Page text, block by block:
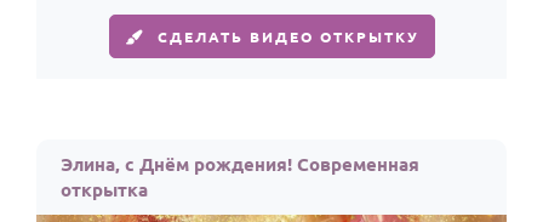
ПЕРСОНАЛЬНЫЕ
По годам
СДЕЛАТЬ ВИДЕО ОТКРЫТКУ
Элина, с Днём рождения! Современная
открытка